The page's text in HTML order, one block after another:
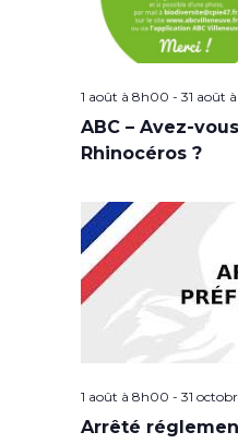
1 août à 8h00 - 31 août
ABC – Avez-
Rhinocéros ?
1 août à 8h00 - 31
Arrêté